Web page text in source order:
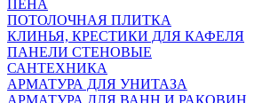
ПЕНА
ПОТОЛОЧНАЯ ПЛИТКА
КЛИНЬЯ, КРЕСТИКИ ДЛЯ КАФЕЛЯ
ПАНЕЛИ СТЕНОВЫЕ
САНТЕХНИКА
АРМАТУРА ДЛЯ УНИТАЗА
АРМАТУРА ДЛЯ ВАНН И РАКОВИН